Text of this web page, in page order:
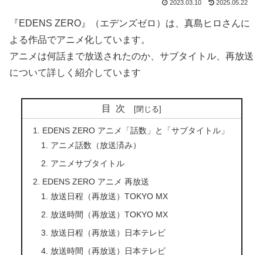
2023.03.10 2025.05.22
『EDENS ZERO』（エデンズゼロ）は、真島ヒロさんに
よる作品でアニメ化しています。
アニメは何話まで放送されたのか、サブタイトル、再放送
について詳しく紹介しています
目次
EDENS ZERO アニメ「話数」と「サブタイトル」
アニメ話数（放送済み）
アニメサブタイトル
EDENS ZERO アニメ 再放送
放送日程（再放送）TOKYO MX
放送時間（再放送）TOKYO MX
放送日程（再放送）日本テレビ
放送時間（再放送）日本テレビ